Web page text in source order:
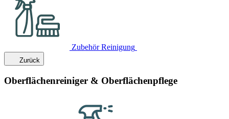
Zubehör Reinigung
Zurück
Oberflächenreiniger & Oberflächenpflege